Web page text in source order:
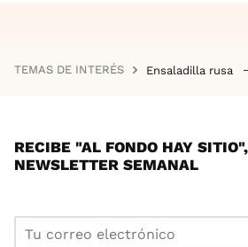
TEMAS DE INTERÉS Ensaladilla rusa
RECIBE "AL FONDO HAY
NEWSLETTER SEMANAL